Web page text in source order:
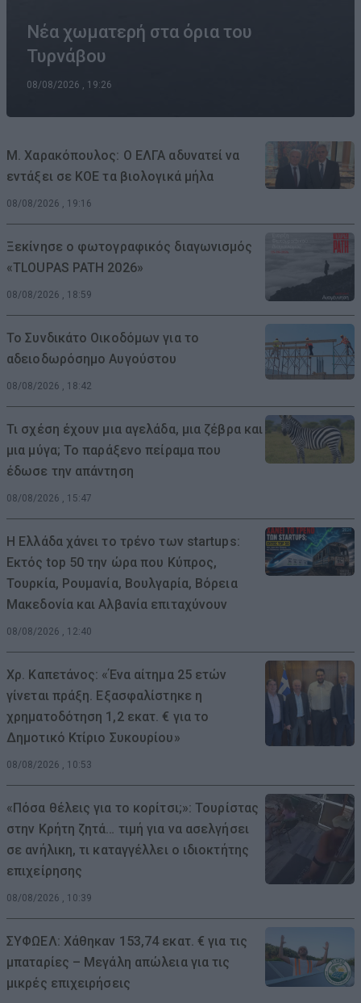
Νέα χωματερή στα όρια του
Τυρνάβου
08/08/2026 , 19:26
Μ. Χαρακόπουλος: Ο ΕΛΓΑ αδυνατεί να
εντάξει σε ΚΟΕ τα βιολογικά μήλα
08/08/2026 , 19:16
Ξεκίνησε ο φωτογραφικός διαγωνισμός
«TLOUPAS PATH 2026»
08/08/2026 , 18:59
Το Συνδικάτο Οικοδόμων για το
αδειοδωρόσημο Αυγούστου
08/08/2026 , 18:42
Τι σχέση έχουν μια αγελάδα, μια ζέβρα και
μια μύγα; Το παράξενο πείραμα που
έδωσε την απάντηση
08/08/2026 , 15:47
Η Ελλάδα χάνει το τρένο των startups:
Εκτός top 50 την ώρα που Κύπρος,
Τουρκία, Ρουμανία, Βουλγαρία, Βόρεια
Μακεδονία και Αλβανία επιταχύνουν
08/08/2026 , 12:40
Χρ. Καπετάνος: «Ένα αίτημα 25 ετών
γίνεται πράξη. Εξασφαλίστηκε η
χρηματοδότηση 1,2 εκατ. € για το
Δημοτικό Κτίριο Συκουρίου»
08/08/2026 , 10:53
«Πόσα θέλεις για το κορίτσι;»: Τουρίστας
στην Κρήτη ζητά… τιμή για να ασελγήσει
σε ανήλικη, τι καταγγέλλει ο ιδιοκτήτης
επιχείρησης
08/08/2026 , 10:39
ΣΥΦΩΕΛ: Χάθηκαν 153,74 εκατ. € για τις
μπαταρίες – Μεγάλη απώλεια για τις
μικρές επιχειρήσεις